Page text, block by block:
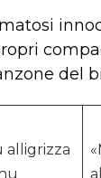
del
alligrizza